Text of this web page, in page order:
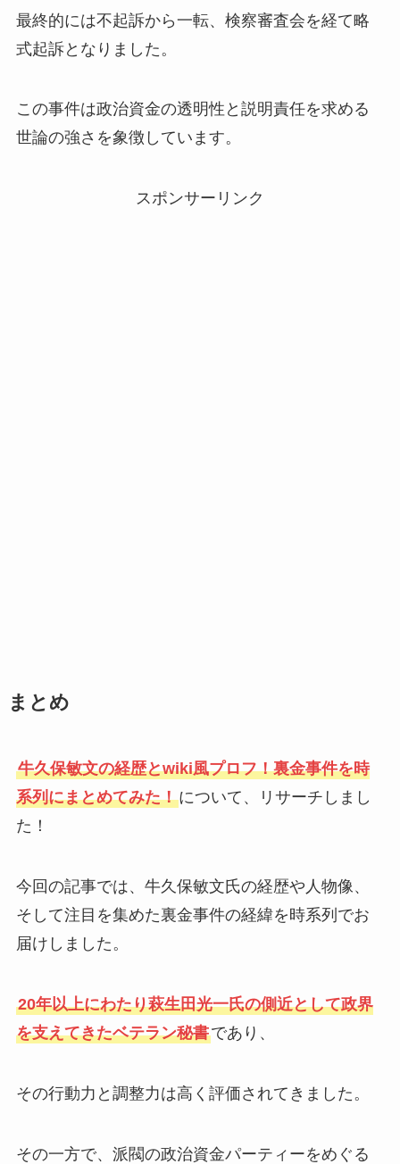
最終的には不起訴から一転、検察審査会を経て略
式起訴となりました。
この事件は政治資金の透明性と説明責任を求める
世論の強さを象徴しています。
スポンサーリンク
まとめ
牛久保敏文の経歴とwiki風プロフ！裏金事件を時
系列にまとめてみた！について、リサーチしまし
た！
今回の記事では、牛久保敏文氏の経歴や人物像、
そして注目を集めた裏金事件の経緯を時系列でお
届けしました。
20年以上にわたり萩生田光一氏の側近として政界
を支えてきたベテラン秘書であり、
その行動力と調整力は高く評価されてきました。
その一方で、派閥の政治資金パーティーをめぐる